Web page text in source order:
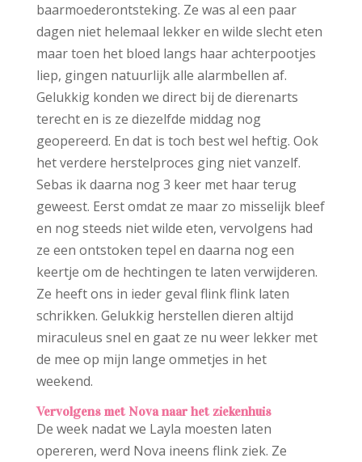
baarmoederontsteking. Ze was al een paar
dagen niet helemaal lekker en wilde slecht eten
maar toen het bloed langs haar achterpootjes
liep, gingen natuurlijk alle alarmbellen af.
Gelukkig konden we direct bij de dierenarts
terecht en is ze diezelfde middag nog
geopereerd. En dat is toch best wel heftig. Ook
het verdere herstelproces ging niet vanzelf.
Sebas ik daarna nog 3 keer met haar terug
geweest. Eerst omdat ze maar zo misselijk bleef
en nog steeds niet wilde eten, vervolgens had
ze een ontstoken tepel en daarna nog een
keertje om de hechtingen te laten verwijderen.
Ze heeft ons in ieder geval flink flink laten
schrikken. Gelukkig herstellen dieren altijd
miraculeus snel en gaat ze nu weer lekker met
de mee op mijn lange ommetjes in het
weekend.
Vervolgens met Nova naar het ziekenhuis
De week nadat we Layla moesten laten
opereren, werd Nova ineens flink ziek. Ze